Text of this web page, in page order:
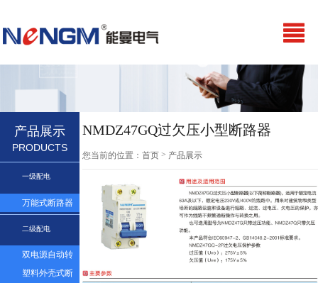
产品展示
PRODUCTS
一级配电
万能式断路器
二级配电
双电源自动转
换开关
塑料外壳式断
NMDZ47GQ过欠压小型断路器
您当前的位置：首页 > 产品展示